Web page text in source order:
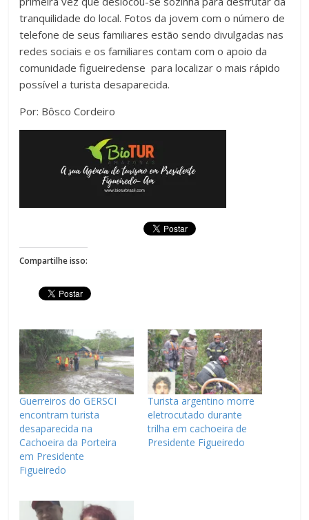
tranquilidade do local. Fotos da jovem com o número de
telefone de seus familiares estão sendo divulgadas nas
redes sociais e os familiares contam com o apoio da
comunidade figueiredense para localizar o mais rápido
possível a turista desaparecida.
Por: Bôsco Cordeiro
Compartilhe isso:
Guerreiros do GERSCI
encontram turista
desaparecida na
Cachoeira da Porteira
em Presidente
Figueiredo
Turista argentino morre
eletrocutado durante
trilha em cachoeira de
Presidente Figueiredo